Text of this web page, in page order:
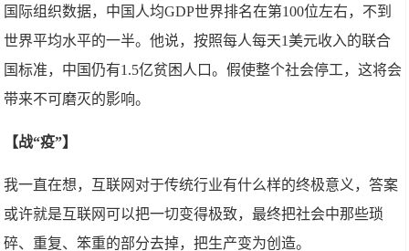
国际组织数据，中国人均GDP世界排名在第100位左右，不到
世界平均水平的一半。他说，按照每人每天1美元收入的联合
国标准，中国仍有1.5亿贫困人口。假使整个社会停工，这将会
带来不可磨灭的影响。
【战“疫”】
我一直在想，互联网对于传统行业有什么样的终极意义，答案
或许就是互联网可以把一切变得极致，最终把社会中那些琐
碎、重复、笨重的部分去掉，把生产变为创造。